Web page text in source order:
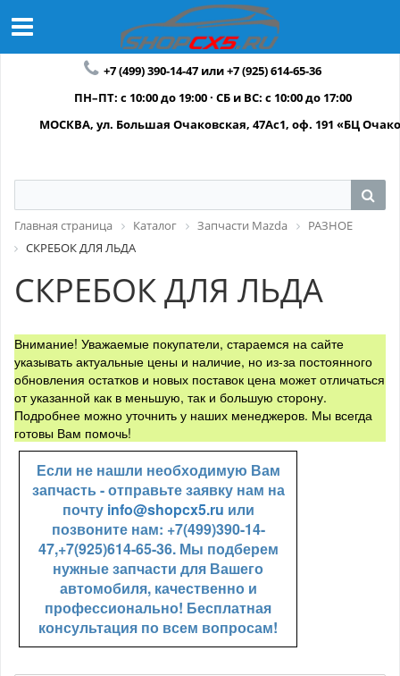
+7 (499) 390-14-47 или +7 (925) 614-65-36
ПН–ПТ: с 10:00 до 19:00 · СБ и ВС: с 10:00 до 17:00
МОСКВА, ул. Большая Очаковская, 47Ас1, оф. 191 «БЦ
Главная страница Каталог Запчасти Mazda
РАЗНОЕ
СКРЕБОК ДЛЯ ЛЬДА
СКРЕБОК ДЛЯ ЛЬДА
Внимание! Уважаемые покупатели, стараемся на сайте
указывать актуальные цены и наличие, но из-за постоянного
обновления остатков и новых поставок цена может отличаться
от указанной как в меньшую, так и большую сторону.
Подробнее можно уточнить у наших менеджеров. Мы всегда
готовы Вам помочь!
Если не нашли необходимую Вам
запчасть - отправьте заявку нам на
почту info@shopcx5.ru или
позвоните нам: +7(499)390-14-
47,+7(925)614-65-36. Мы подберем
нужные запчасти для Вашего
автомобиля, качественно и
профессионально! Бесплатная
консультация по всем вопросам!